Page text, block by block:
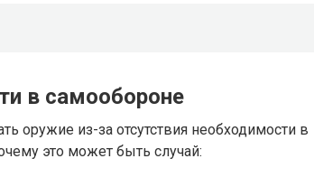
в самообороне
оружие из-за отсутствия необходимости в
это может быть случай: